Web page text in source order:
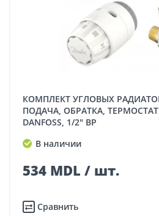
КОМПЛЕКТ УГЛОВЫХ РАДИАТОРНЫХ КЛАПАНОВ -
ПОДАЧА, ОБРАТКА,
DANFOSS, 1/2" ВP
В наличии
534 MDL / шт.
Сравнить